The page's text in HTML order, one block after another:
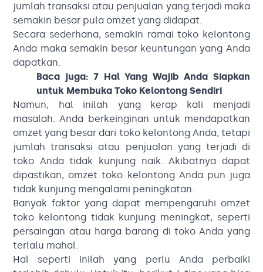
jumlah transaksi atau penjualan yang terjadi maka
semakin besar pula omzet yang didapat.
Secara sederhana, semakin ramai toko kelontong
Anda maka semakin besar keuntungan yang Anda
dapatkan.
Baca juga: 7 Hal Yang Wajib Anda Siapkan
untuk Membuka Toko Kelontong Sendiri
Namun, hal inilah yang kerap kali menjadi
masalah. Anda berkeinginan untuk mendapatkan
omzet yang besar dari toko kelontong Anda, tetapi
jumlah transaksi atau penjualan yang terjadi di
toko Anda tidak kunjung naik. Akibatnya dapat
dipastikan, omzet toko kelontong Anda pun juga
tidak kunjung mengalami peningkatan.
Banyak faktor yang dapat mempengaruhi omzet
toko kelontong tidak kunjung meningkat, seperti
persaingan atau harga barang di toko Anda yang
terlalu mahal.
Hal seperti inilah yang perlu Anda perbaiki